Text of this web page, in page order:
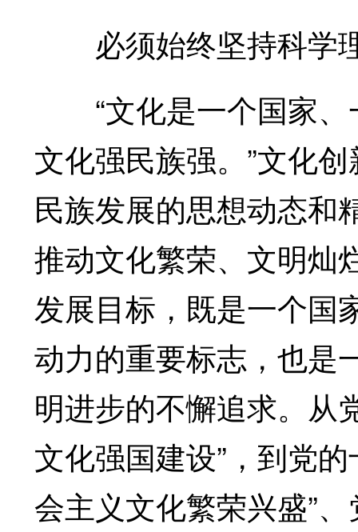
必须始终坚持科学
“文化是一个国家、
文化强民族强。”文化
民族发展的思想动态和
推动文化繁荣、文明灿
发展目标，既是一个国
动力的重要标志，也是
明进步的不懈追求。从
文化强国建设”，到党
会主义文化繁荣兴盛”